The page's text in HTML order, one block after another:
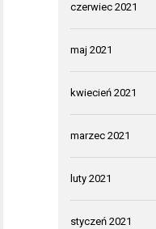
czerwiec 2021
maj 2021
kwiecień 2021
marzec 2021
luty 2021
styczeń 2021